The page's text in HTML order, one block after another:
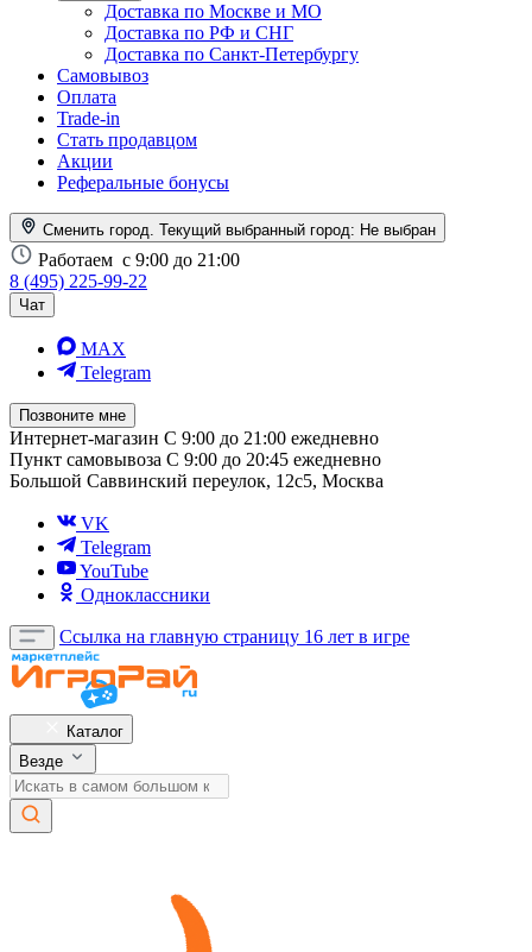
Доставка по Москве и МО
Доставка по РФ и СНГ
Доставка по Санкт-Петербургу
Самовывоз
Оплата
Trade-in
Стать продавцом
Акции
Реферальные бонусы
Сменить город. Текущий выбранный город: Не выбран
Работаем с 9:00 до 21:00
8 (495) 225-99-22
Чат
MAX
Telegram
Позвоните мне
Интернет-магазин С 9:00 до 21:00 ежедневно
Пункт самовывоза С 9:00 до 20:45 ежедневно
Большой Саввинский переулок, 12с5, Москва
VK
Telegram
YouTube
Одноклассники
Ссылка на главную страницу 16 лет в игре
Каталог
Везде